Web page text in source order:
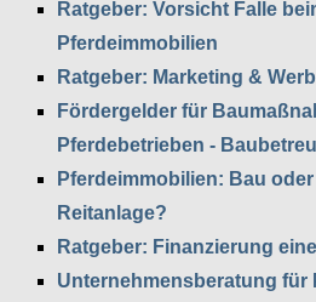
Ratgeber: Vorsicht Falle
Pferdeimmobilien
Ratgeber: Marketing &
Fördergelder für
Pferdebetrieben -
Pferdeimmobilien: Bau
Reitanlage?
Ratgeber: Finanzierung
Unternehmensberatung für